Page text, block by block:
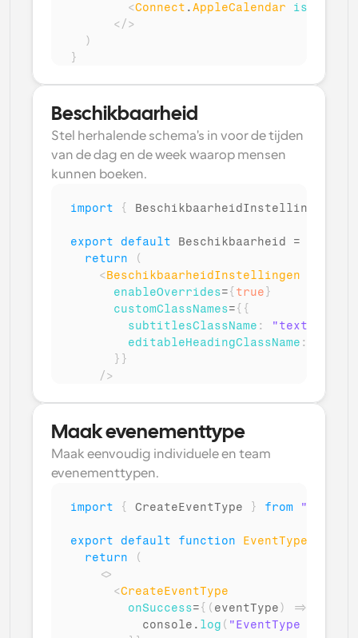
<Connect .AppleCalendar
</>
)
}
Beschikbaarheid
Stel herhalende schema's in voor de tijden
van de dag en de week waarop mensen
kunnen boeken.
import { BeschikbaarheidInstellingen
export default Beschikbaarheid =
return
(
<BeschikbaarheidInstellingen
enableOverrides={ true }
customClassNames={ {
subtitlesClassName :
"text-grijs"
editableHeadingClassName :
} }
/>
Maak evenementtype
Maak eenvoudig individuele en team
evenementtypen.
import { CreateEventType } from
export default function EventType
return
(
<>
<CreateEventType
onSuccess={ ( eventType ) =>
console . log ( "EventType